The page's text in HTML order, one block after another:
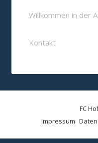
Willkommen in der
Kontakt
FC
Impressum